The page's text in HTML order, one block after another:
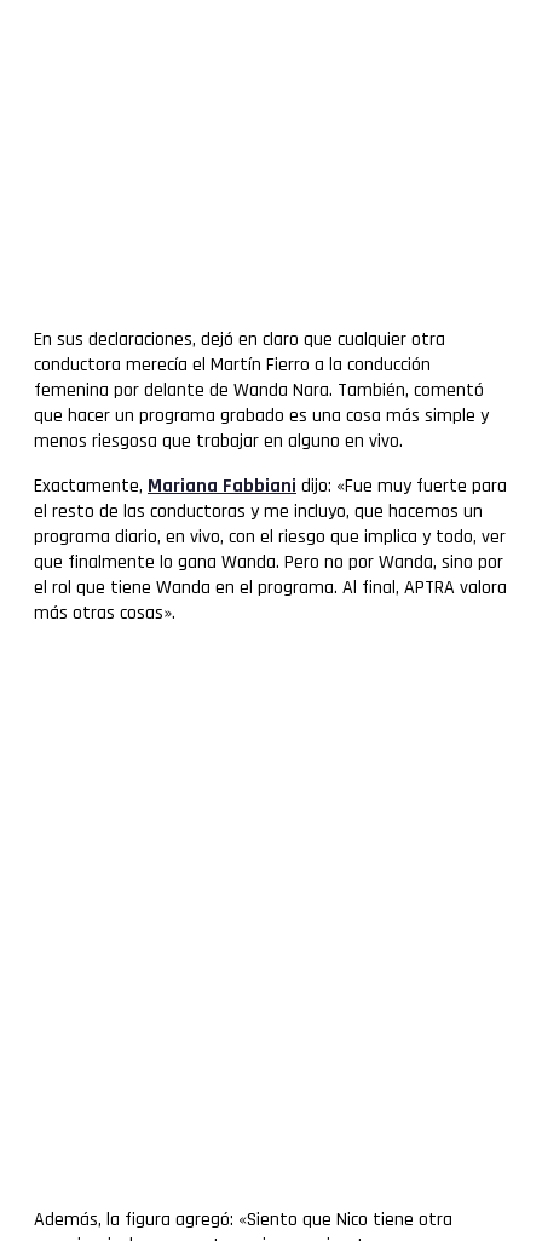
En sus declaraciones, dejó en claro que cualquier otra
conductora merecía el Martín Fierro a la conducción
femenina por delante de Wanda Nara. También, comentó
que hacer un programa grabado es una cosa más simple y
menos riesgosa que trabajar en alguno en vivo.
Exactamente, Mariana Fabbianidijo: «Fue muy fuerte para
el resto de las conductoras y me incluyo, que hacemos un
programa diario, en vivo, con el riesgo que implica y todo, ver
que finalmente lo gana Wanda. Pero no por Wanda, sino por
el rol que tiene Wanda en el programa. Al final, APTRA valora
más otras cosas».
Además, la figura agregó: «Siento que Nico tiene otra